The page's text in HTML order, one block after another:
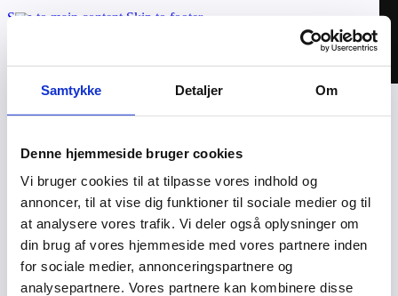
Samtykke Detaljer Om
Denne hjemmeside bruger cookies
Vi bruger cookies til at tilpasse vores indhold og
annoncer, til at vise dig funktioner til sociale medier og til
at analysere vores trafik. Vi deler også oplysninger om
din brug af vores hjemmeside med vores partnere inden
for sociale medier, annonceringspartnere og
analysepartnere. Vores partnere kan kombinere disse
Skip to main content Skip to footer
Applikationer
Om os
Kontakt
Valhal Connect © 2026 | CVR: 42025895
MoveOn – Login
Privatlivspolitik